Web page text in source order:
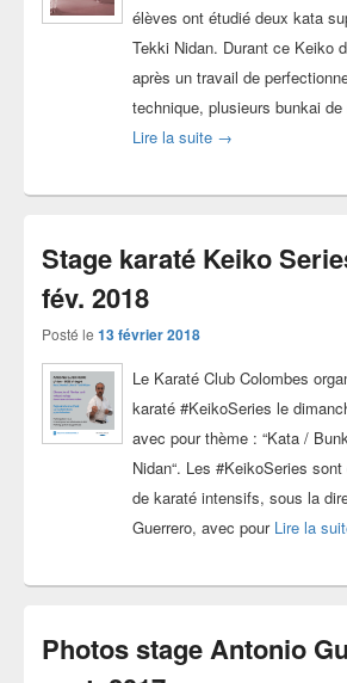
élèves ont étudié deux kata
Tekki Nidan. Durant ce Keiko
après un travail de
technique, plusieurs bunkai de
Lire la suite Photos stage
→
Stage karaté Keiko
fév. 2018
Posté le 13 février 2018
Le Karaté Club Colombes
karaté #KeikoSeries le
avec pour thème : “Kata /
Nidan“. Les #KeikoSeries
de karaté intensifs, sous la
Guerrero, avec pour Lire la
Photos stage Antonio